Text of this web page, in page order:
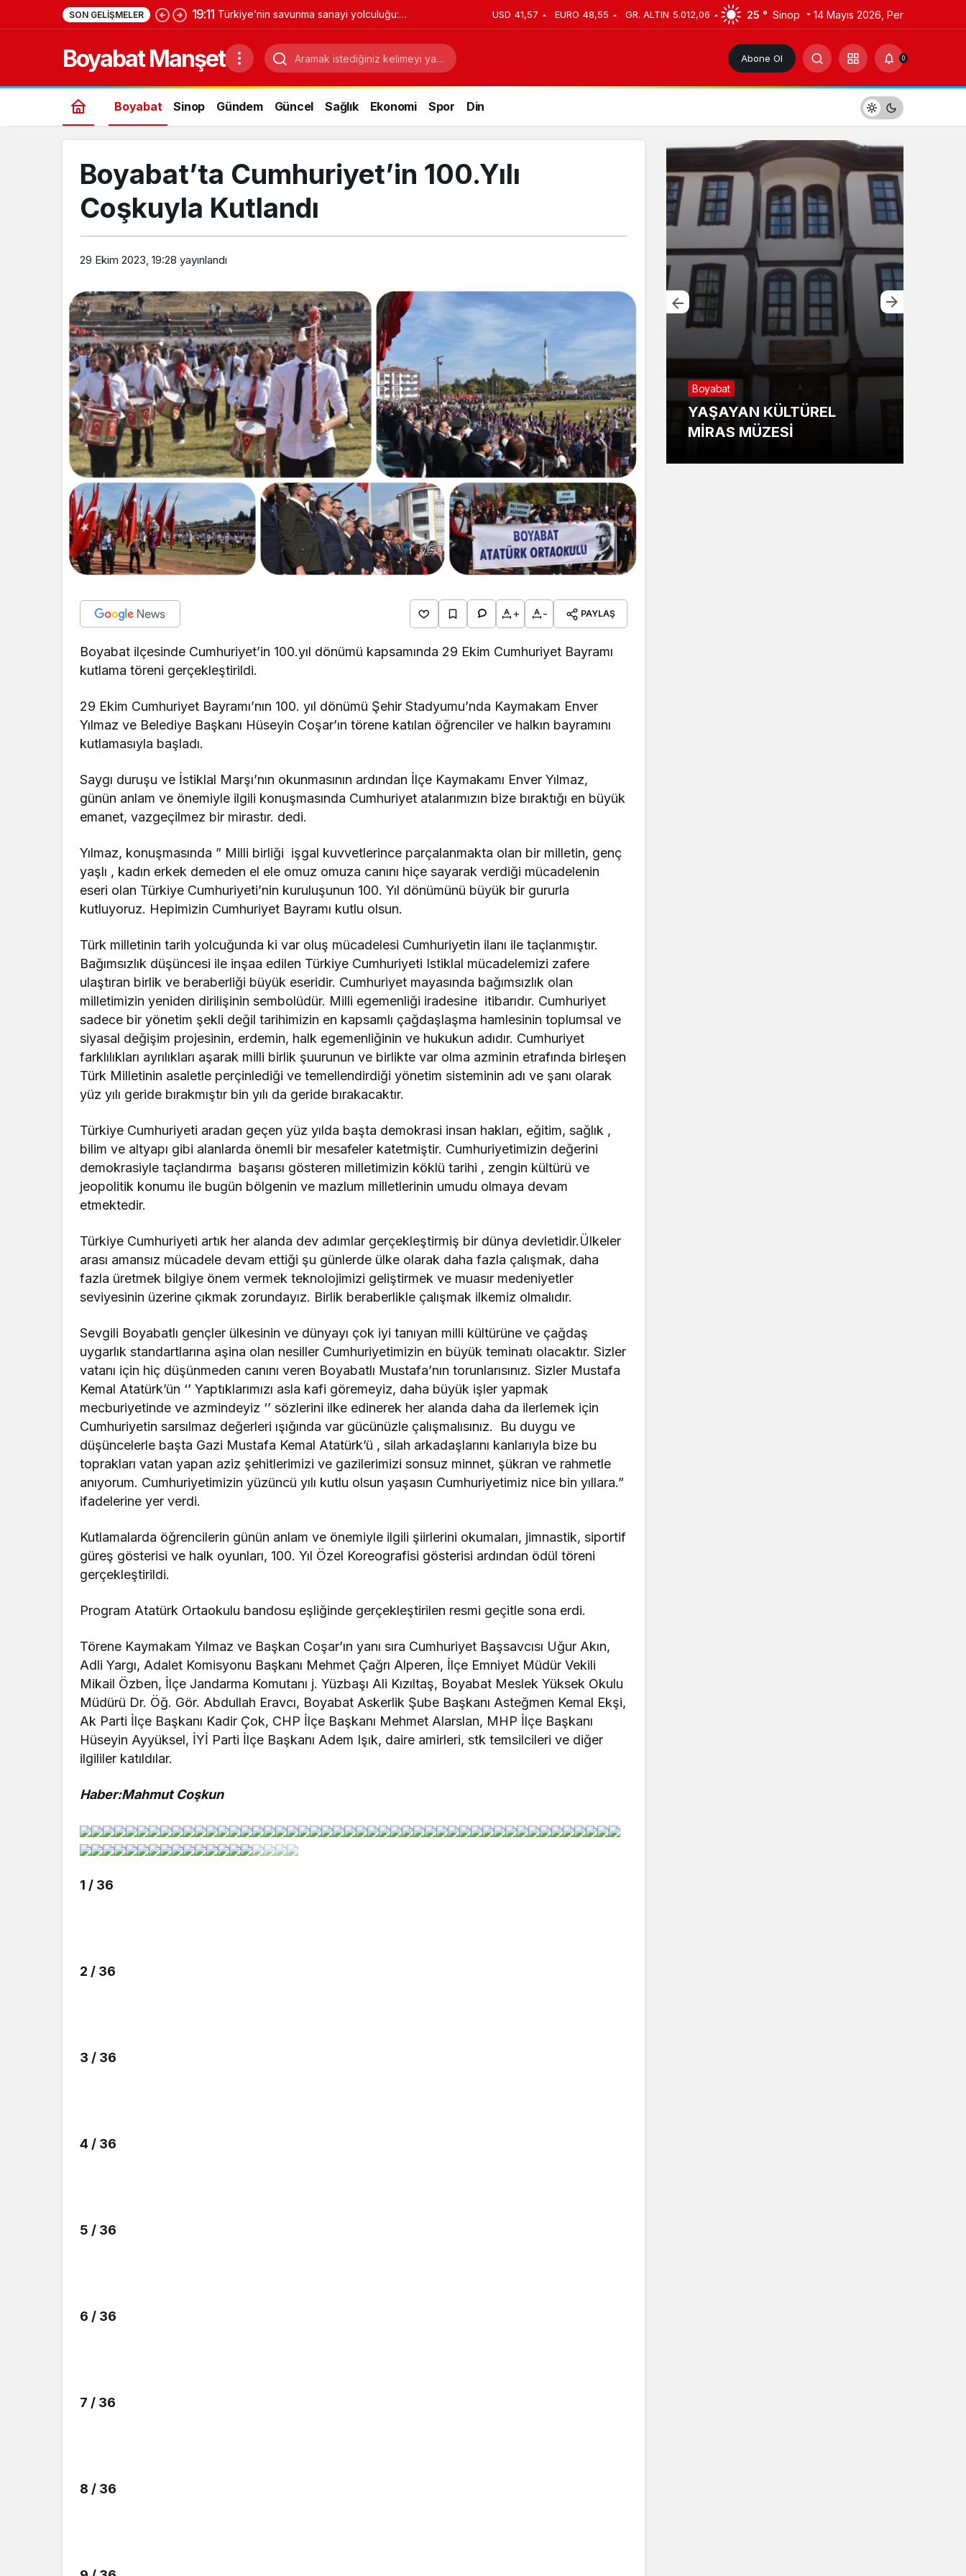
SON GELIŞMELER 19:11 Türkiye’nin savunma sanayi yolculuğu:
Yıldırımhan’a uzanan stratejik dönüşüm
USD 41,57 EURO 48,55 GR. ALTIN 5.012,06 25 ° Sinop 14 Mayıs 2026, Per
Boyabat Manşet Abone Ol 0
Boyabat Sinop Gündem Güncel Sağlık Ekonomi Spor Din
Boyabat’ta Cumhuriyet’in 100.Yılı
Coşkuyla Kutlandı
29 Ekim 2023, 19:28 yayınlandı
+ - PAYLAŞ
Boyabat ilçesinde Cumhuriyet’in 100.yıl dönümü kapsamında 29 Ekim Cumhuriyet Bayramı
kutlama töreni gerçekleştirildi.
29 Ekim Cumhuriyet Bayramı’nın 100. yıl dönümü Şehir Stadyumu’nda Kaymakam Enver
Yılmaz ve Belediye Başkanı Hüseyin Coşar’ın törene katılan öğrenciler ve halkın bayramını
kutlamasıyla başladı.
Saygı duruşu ve İstiklal Marşı’nın okunmasının ardından İlçe Kaymakamı Enver Yılmaz,
günün anlam ve önemiyle ilgili konuşmasında Cumhuriyet atalarımızın bize bıraktığı en büyük
emanet, vazgeçilmez bir mirastır. dedi.
Yılmaz, konuşmasında ” Milli birliği işgal kuvvetlerince parçalanmakta olan bir milletin, genç
yaşlı , kadın erkek demeden el ele omuz omuza canını hiçe sayarak verdiği mücadelenin
eseri olan Türkiye Cumhuriyeti’nin kuruluşunun 100. Yıl dönümünü büyük bir gururla
kutluyoruz. Hepimizin Cumhuriyet Bayramı kutlu olsun.
Türk milletinin tarih yolcuğunda ki var oluş mücadelesi Cumhuriyetin ilanı ile taçlanmıştır.
Bağımsızlık düşüncesi ile inşaa edilen Türkiye Cumhuriyeti Istiklal mücadelemizi zafere
ulaştıran birlik ve beraberliği büyük eseridir. Cumhuriyet mayasında bağımsızlık olan
milletimizin yeniden dirilişinin sembolüdür. Milli egemenliği iradesine itibarıdır. Cumhuriyet
sadece bir yönetim şekli değil tarihimizin en kapsamlı çağdaşlaşma hamlesinin toplumsal ve
siyasal değişim projesinin, erdemin, halk egemenliğinin ve hukukun adıdır. Cumhuriyet
farklılıkları ayrılıkları aşarak milli birlik şuurunun ve birlikte var olma azminin etrafında birleşen
Türk Milletinin asaletle perçinlediği ve temellendirdiği yönetim sisteminin adı ve şanı olarak
yüz yılı geride bırakmıştır bin yılı da geride bırakacaktır.
Türkiye Cumhuriyeti aradan geçen yüz yılda başta demokrasi insan hakları, eğitim, sağlık ,
bilim ve altyapı gibi alanlarda önemli bir mesafeler katetmiştir. Cumhuriyetimizin değerini
demokrasiyle taçlandırma başarısı gösteren milletimizin köklü tarihi , zengin kültürü ve
jeopolitik konumu ile bugün bölgenin ve mazlum milletlerinin umudu olmaya devam
etmektedir.
Türkiye Cumhuriyeti artık her alanda dev adımlar gerçekleştirmiş bir dünya devletidir.Ülkeler
arası amansız mücadele devam ettiği şu günlerde ülke olarak daha fazla çalışmak, daha
fazla üretmek bilgiye önem vermek teknolojimizi geliştirmek ve muasır medeniyetler
seviyesinin üzerine çıkmak zorundayız. Birlik beraberlikle çalışmak ilkemiz olmalıdır.
Sevgili Boyabatlı gençler ülkesinin ve dünyayı çok iyi tanıyan milli kültürüne ve çağdaş
uygarlık standartlarına aşina olan nesiller Cumhuriyetimizin en büyük teminatı olacaktır. Sizler
vatanı için hiç düşünmeden canını veren Boyabatlı Mustafa’nın torunlarısınız. Sizler Mustafa
Kemal Atatürk’ün ‘’ Yaptıklarımızı asla kafi göremeyiz, daha büyük işler yapmak
mecburiyetinde ve azmindeyiz ‘’ sözlerini ilke edinerek her alanda daha da ilerlemek için
Cumhuriyetin sarsılmaz değerleri ışığında var gücünüzle çalışmalısınız. Bu duygu ve
düşüncelerle başta Gazi Mustafa Kemal Atatürk’ü , silah arkadaşlarını kanlarıyla bize bu
toprakları vatan yapan aziz şehitlerimizi ve gazilerimizi sonsuz minnet, şükran ve rahmetle
anıyorum. Cumhuriyetimizin yüzüncü yılı kutlu olsun yaşasın Cumhuriyetimiz nice bin yıllara.”
ifadelerine yer verdi.
Kutlamalarda öğrencilerin günün anlam ve önemiyle ilgili şiirlerini okumaları, jimnastik, siportif
güreş gösterisi ve halk oyunları, 100. Yıl Özel Koreografisi gösterisi ardından ödül töreni
gerçekleştirildi.
Program Atatürk Ortaokulu bandosu eşliğinde gerçekleştirilen resmi geçitle sona erdi.
Törene Kaymakam Yılmaz ve Başkan Coşar’ın yanı sıra Cumhuriyet Başsavcısı Uğur Akın,
Adli Yargı, Adalet Komisyonu Başkanı Mehmet Çağrı Alperen, İlçe Emniyet Müdür Vekili
Mikail Özben, İlçe Jandarma Komutanı j. Yüzbaşı Ali Kızıltaş, Boyabat Meslek Yüksek Okulu
Müdürü Dr. Öğ. Gör. Abdullah Eravcı, Boyabat Askerlik Şube Başkanı Asteğmen Kemal Ekşi,
Ak Parti İlçe Başkanı Kadir Çok, CHP İlçe Başkanı Mehmet Alarslan, MHP İlçe Başkanı
Hüseyin Ayyüksel, İYİ Parti İlçe Başkanı Adem Işık, daire amirleri, stk temsilcileri ve diğer
ilgililer katıldılar.
Haber:Mahmut Coşkun
1 / 36
2 / 36
3 / 36
4 / 36
5 / 36
6 / 36
7 / 36
8 / 36
Gündem
Türkiye’nin savunma sanayi
yolculuğu: Yıldırımhan’a
uzanan stratejik dönüşüm
Boyabat
YAŞAYAN KÜLTÜREL
MİRAS MÜZESİ